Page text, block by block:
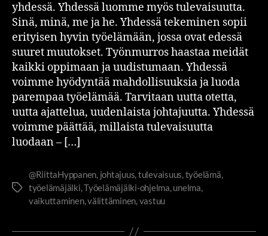
yhdessä. Yhdessä luomme myös tulevaisuutta.
Sinä, minä, me ja he. Yhdessä tekeminen sopii
erityisen hyvin työelämään, jossa ovat edessä
suuret muutokset. Työnmurros haastaa meidät
kaikki oppimaan ja uudistumaan. Yhdessä
voimme hyödyntää mahdollisuuksia ja luoda
parempaa työelämää. Tarvitaan uutta otetta,
uutta ajattelua, uudenlaista johtajuutta. Yhdessä
voimme päättää, millaista tulevaisuutta
luodaan – […]
@RiittaHyppanen, johtajuus,tulevaisuus,työelämä,
työelämäjälki,Työelämäjälki-ohjelma,unelma,
vaikuttaminen,välittäminen,vastuu